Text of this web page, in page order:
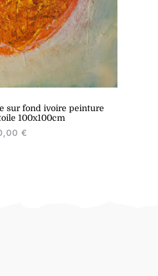
sur fond ivoire peinture
100x100cm
€